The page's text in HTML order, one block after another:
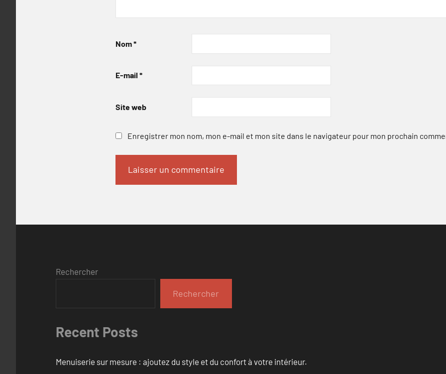
Nom*
E-mail *
Site web
Enregistrer mon nom, mon e-mail et mon site dans le navigateur pour mon prochain
Rechercher
Rechercher
Recent Posts
Menuiserie sur mesure : ajoutez du style et du confort à votre intérieur.